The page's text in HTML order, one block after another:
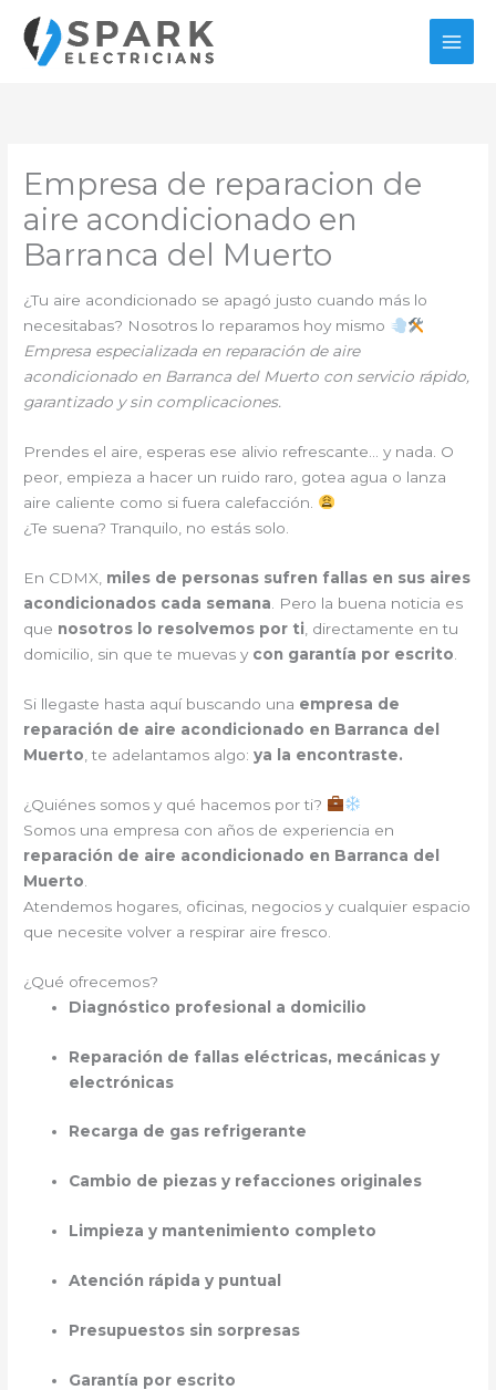
contenido
Empresa de reparacion de
aire acondicionado en
Barranca del Muerto
¿Tu aire acondicionado se apagó justo cuando más lo
necesitabas? Nosotros lo reparamos hoy mismo
Empresa especializada en reparación de aire
acondicionado en Barranca del Muerto con servicio rápido,
garantizado y sin complicaciones.
Prendes el aire, esperas ese alivio refrescante… y nada. O
peor, empieza a hacer un ruido raro, gotea agua o lanza
aire caliente como si fuera calefacción.
¿Te suena? Tranquilo, no estás solo.
En CDMX, miles de personas sufren fallas en sus aires
acondicionados cada semana . Pero la buena noticia es
que nosotros lo resolvemos por ti , directamente en tu
domicilio, sin que te muevas y con garantía por escrito
Si llegaste hasta aquí buscando una empresa de
reparación de aire acondicionado en Barranca del
Muerto , te adelantamos algo:ya la encontraste.
¿Quiénes somos y qué hacemos por ti?
Somos una empresa con años de experiencia en
reparación de aire acondicionado en Barranca del
Muerto
Atendemos hogares, oficinas, negocios y cualquier espacio
que necesite volver a respirar aire fresco.
¿Qué ofrecemos?
Diagnóstico profesional a domicilio
Reparación de fallas eléctricas, mecánicas y
electrónicas
Recarga de gas refrigerante
Cambio de piezas y refacciones originales
Limpieza y mantenimiento completo
Atención rápida y puntual
Presupuestos sin sorpresas
Garantía por escrito